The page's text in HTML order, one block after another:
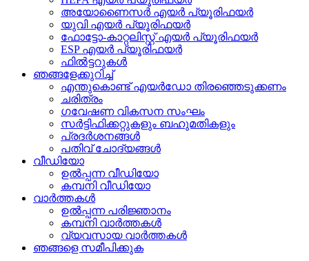
അയോണൈസർ എയർ പ്യൂരിഫയർ
യുവി എയർ പ്യൂരിഫയർ
ഫോട്ടോ-കാറ്റലിസ്റ്റ് എയർ പ്യൂരിഫയർ
ESP എയർ പ്യൂരിഫയർ
ഫിൽട്ടറുകൾ
ഞങ്ങളേക്കുറിച്ച്
എന്തുകൊണ്ട് എയർഡോ തിരഞ്ഞെടുക്കണം
ചരിത്രം
ഗവേഷണ വികസന സംഘം
സർട്ടിഫിക്കറ്റുകളും ബഹുമതികളും
പ്രദർശനങ്ങൾ
പതിവ് ചോദ്യങ്ങൾ
വീഡിയോ
ഉൽപ്പന്ന വീഡിയോ
കമ്പനി വീഡിയോ
വാർത്തകൾ
ഉൽപ്പന്ന പരിജ്ഞാനം
കമ്പനി വാർത്തകൾ
വ്യവസായ വാർത്തകൾ
ഞങ്ങളെ സമീപിക്കുക